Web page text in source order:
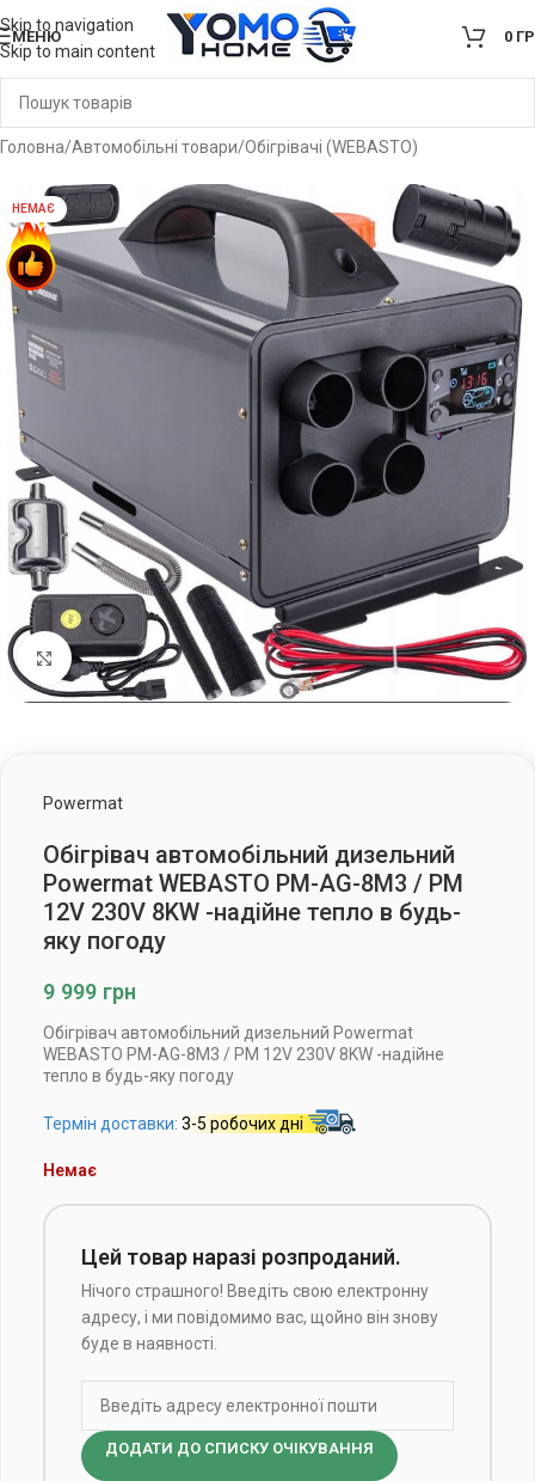
Skip to navigation
Skip to main content
МЕНЮ 0
Головна/Автомобільні товари/Обігрівачі (WEBASTO)
НЕМАЄ
Клацніть, щоб збільшити
Powermat
Обігрівач автомобільний дизельний
Powermat WEBASTO PM-AG-8M3 / PM
12V 230V 8KW -надійне тепло в будь-
яку погоду
9 999 грн
Обігрівач автомобільний дизельний Powermat
WEBASTO PM-AG-8M3 / PM 12V 230V 8KW -надійне
тепло в будь-яку погоду
Термін доставки: 3-5 робочих дні
Немає
Цей товар наразі розпроданий.
Нічого страшного! Введіть свою електронну
адресу, і ми повідомимо вас, щойно він знову
буде в наявності.
ДОДАТИ ДО СПИСКУ ОЧІКУВАННЯ